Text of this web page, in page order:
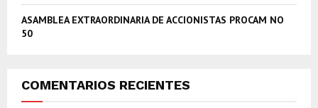
ASAMBLEA EXTRAORDINARIA DE ACCIONISTAS PROCAM NO
50
COMENTARIOS RECIENTES